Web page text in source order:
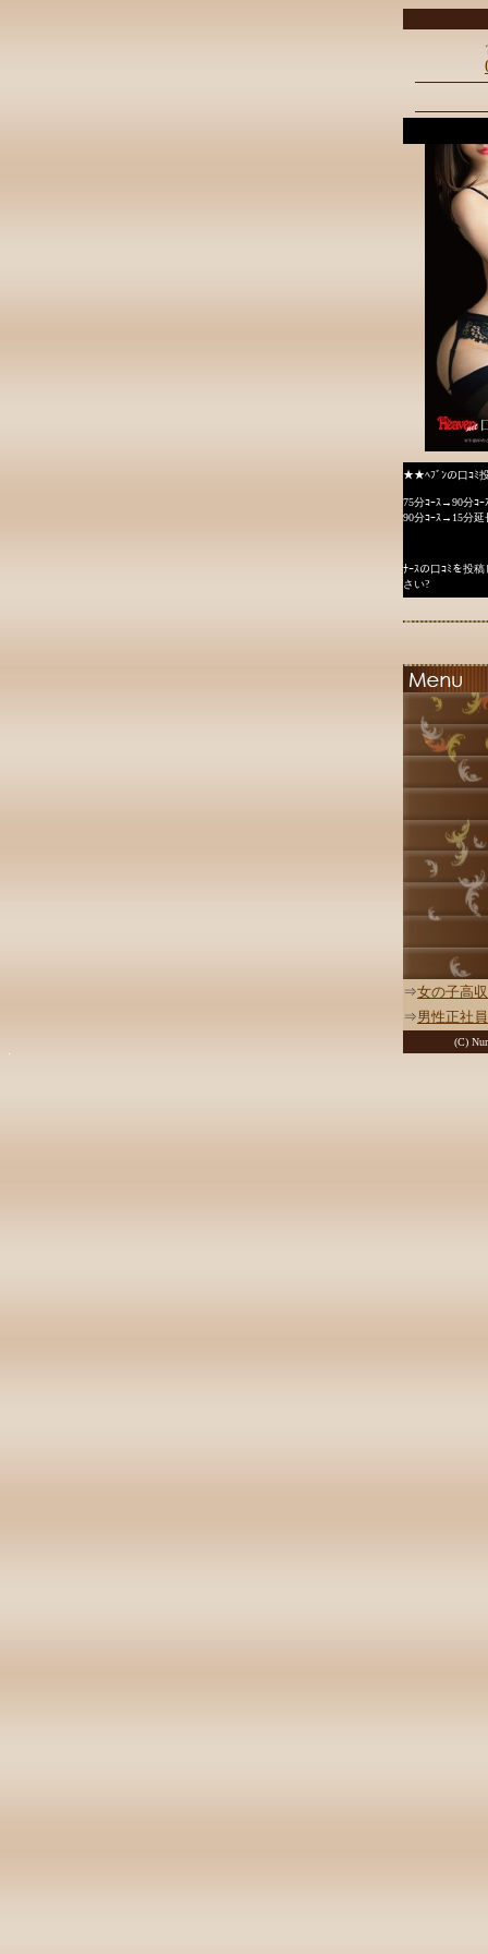
★★ﾍﾌﾞﾝの口ｺﾐ
75分ｺｰｽ→90分ｺｰ
90分ｺｰｽ→15分延
ﾅｰｽの口ｺﾐを投
さい?
⇒女の子高
⇒男性正社
(C)